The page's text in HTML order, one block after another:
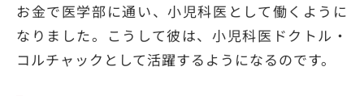
お金で医学部に通い、小児科医として働くように
なりました。こうして彼は、小児科医ドクトル・
コルチャックとして活躍するようになるのです。